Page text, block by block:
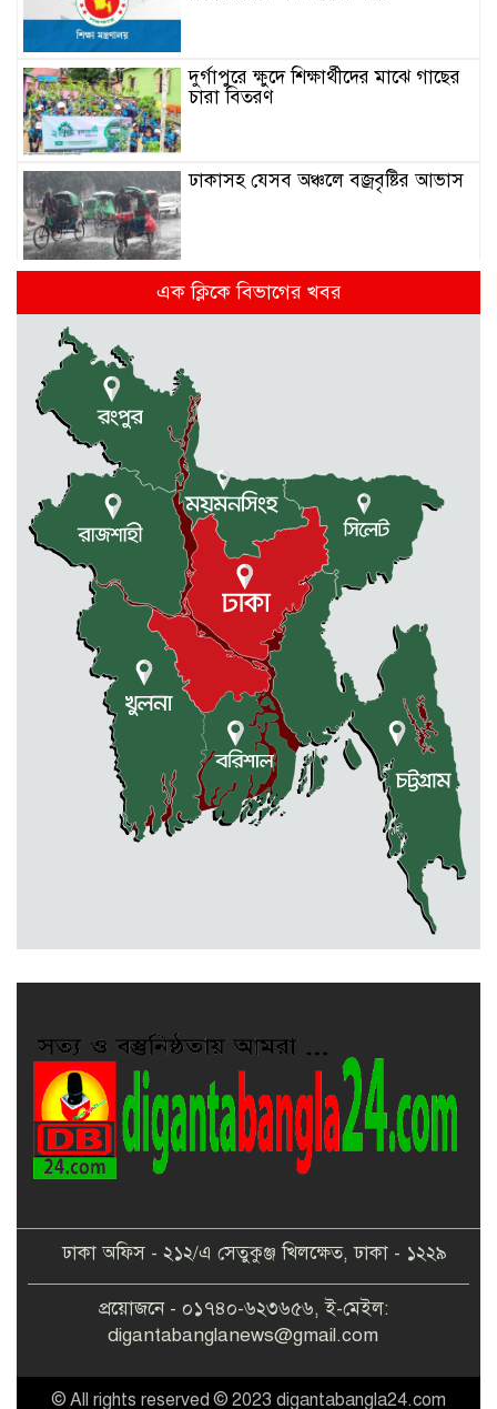
দুর্গাপুরে ক্ষুদে শিক্ষার্থীদের মাঝে গাছের
চারা বিতরণ
ঢাকাসহ যেসব অঞ্চলে বজ্রবৃষ্টির আভাস
কলমাকান্দা-নেত্রকোনা আঞ্চলিক সড়কে
৫ শতাধিক গাছের চারা রোপণ
মেলান্দহে ব্র্যাকের স্বাস্থ্য ক্যাম্প পরিদর্শনে
ইউএনও
জুলাই গণঅভ্যুত্থান দিবস উপলক্ষে
কলমাকান্দায় আলোচনা সভা ও সংবর্ধনা
অনুষ্ঠিত
ধর্মীয় উপাসনালয়ে কর্মরতরা পাবেন
সম্মানি ভাতা
বকেয়া মজুরির দাবিতে শ্রমিকদের
বিক্ষোভ ও মানবন্ধন
একাদশে ভর্তি নিয়ে এলো সিদ্ধান্ত
জুলাই-আগষ্ট আন্দোলনে শহীদদের
স্মরণে : স্পীকারের বৃক্ষরোপণ কর্মসূচি
এক ক্লিকে বিভাগের খবর
ঢাকা অফিস - ২১২/এ সেতুকুঞ্জ খিলক্ষেত, ঢাকা - ১২২৯
প্রয়োজনে - ০১৭৪০-৬২৩৬৫৬, ই-মেইল:
digantabanglanews@gmail.com
© All rights reserved © 2023 digantabangla24.com